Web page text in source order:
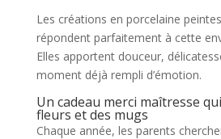
Les créations en porcelaine
répondent parfaitement à cette
Elles apportent douceur,
moment déjà rempli d’émotion.
Un cadeau merci maîtresse
fleurs et des mugs
Chaque année, les parents